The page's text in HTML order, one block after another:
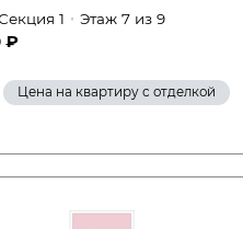
1 Этаж 7из 9
₽
Цена на квартиру с отделкой